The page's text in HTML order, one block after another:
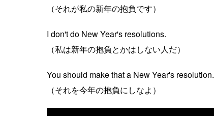
（それが私の新年の抱負です）
I don't do New Year's resolutions.
（私は新年の抱負とかはしない人だ）
You should make that a New Year's resolution.
（それを今年の抱負にしなよ）